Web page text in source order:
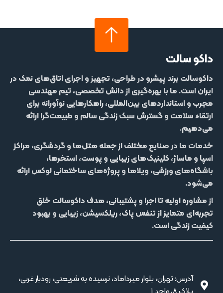
داکو سالت
داکوسالت برند پیشرو در طراحی، تجهیز و اجرای اتاق‌های نمک در
ایران است. ما با بهره‌گیری از دانش تخصصی، تیم مهندسی
مجرب و استانداردهای بین‌المللی، راهکارهایی نوآورانه برای
ارتقاء سلامت و گسترش سبک زندگی سالم و طبیعت‌گرا ارائه
می‌دهیم.
خدمات ما در صنایع مختلف از جملههتل‌‌ها و گردشگری، مراکز
اسپا و ماساژ، کلینیک‌های زیبایی و پوست، استخرها،
باشگاه‌های ورزشی، ویلاها و پروژه‌های ساختمانی لوکسارائه
می‌شود.
از مشاوره اولیه تا اجرا و پشتیبانی، هدف داکوسالت خلق
تجربه‌ای متمایز از تنفس پاک، ریلکسیشن، زیبایی و بهبود
کیفیت زندگیاست.
آدرس: تهران، بلوار میرداماد، نرسیده به شریعتی، رودبار غربی،